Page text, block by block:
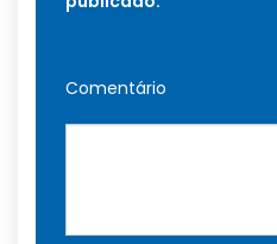
Comentário